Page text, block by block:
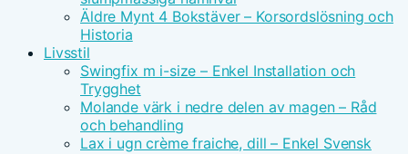
Äldre Mynt 4 Bokstäver – Korsordslösning och
Historia
Livsstil
Swingfix m i-size – Enkel Installation och
Trygghet
Molande värk i nedre delen av magen – Råd
och behandling
Lax i ugn crème fraiche, dill – Enkel Svensk